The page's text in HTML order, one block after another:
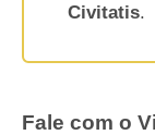
Civitatis.
Fale com o